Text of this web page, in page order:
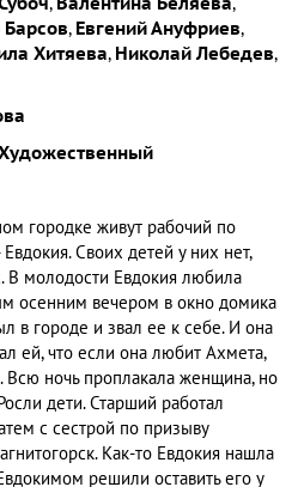
, Евгений Ануфриев,
Хитяева, Николай Лебедев,
городке живут рабочий по
Своих детей у них нет,
молодости Евдокия любила
осенним вечером в окно домика
в городе и звал ее к себе. И она
ей, что если она любит Ахмета,
Всю ночь проплакала женщина, но
дети. Старший работал
с сестрой по призыву
Как-то Евдокия нашла
решили оставить его у